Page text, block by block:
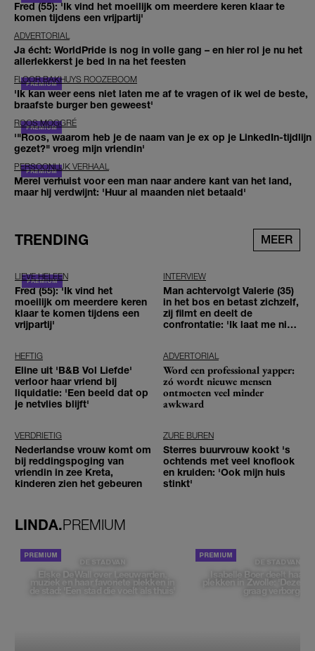
Fred (55): 'Ik vind het moeilijk om meerdere keren klaar te
komen tijdens een vrijpartij'
ADVERTORIAL
Ja écht: WorldPride is nog in volle gang – en hier rol je nu het
allerlekkerst je bed in na het feesten
FLOOR BAKHUYS ROOZEBOOM
'Ik kan weer eens niet laten me af te vragen of ik wel de beste,
braafste burger ben geweest'
ROOS MOGGRÉ
'"Roos, waarom heb je de naam van je ex op je LinkedIn-tijdlijn
gezet?" vroeg mijn vriendin'
PERSOONLIJK VERHAAL
Merel verhuist voor een man naar andere kant van het land,
maar hij verdwijnt: 'Huur al maanden niet betaald'
TRENDING MEER
LIEVE HELEEN
Fred (55): 'Ik vind het
moeilijk om meerdere keren
klaar te komen tijdens een
vrijpartij'
INTERVIEW
Man achtervolgt Valerie (35)
in het bos en betast zichzelf,
zij filmt en deelt de
confrontatie: 'Ik laat me niet
HEFTIG
Eline uit 'B&B Vol Liefde'
verloor haar vriend bij
liquidatie: 'Een beeld dat op
je netvlies blijft'
ADVERTORIAL
Word een professional yapper:
zó wordt nieuwe mensen
ontmoeten veel minder
awkward
VERDRIETIG
Nederlandse vrouw komt om
bij reddingspoging van
vriendin in zee Kreta,
kinderen zien het gebeuren
ZURE BUREN
Sterres buurvrouw kookt 's
ochtends met veel knoflook
en kruiden: 'Ook mijn huis
stinkt'
LINDA.PREMIUM
DE STAD VAN
Elske DeWall over Leeuwarden,
muziek en haar favoriete plekken in
de stad: 'Een stad die voelt als thuis'
DE STAD VAN
Isabelle Boer deelt haar
plekken in Zwolle: 'Deze
graag verborgen'